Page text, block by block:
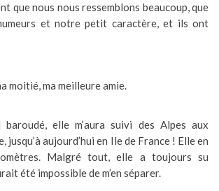
que nous nous ressemblons beaucoup, que
et notre petit caractère, et ils ont
moitié, ma meilleure amie.
elle m’aura suivi des Alpes aux
jusqu’à aujourd’hui en Ile de France ! Elle en
Malgré tout, elle a toujours su
été impossible de m’en séparer.